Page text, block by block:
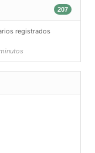
207
registrados